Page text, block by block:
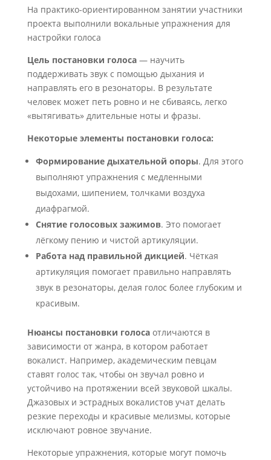
На практико-ориентированном занятии участники
проекта выполнили вокальные упражнения для
настройки голоса
Цель постановки голоса— научить
поддерживать звук с помощью дыхания и
направлять его в резонаторы. В результате
человек может петь ровно и не сбиваясь, легко
«вытягивать» длительные ноты и фразы.
Некоторые элементы постановки голоса:
Формирование дыхательной опоры. Для этого
выполняют упражнения с медленными
выдохами, шипением, толчками воздуха
диафрагмой.
Снятие голосовых зажимов. Это помогает
лёгкому пению и чистой артикуляции.
Работа над правильной дикцией. Чёткая
артикуляция помогает правильно направлять
звук в резонаторы, делая голос более глубоким и
красивым.
Нюансы постановки голосаотличаются в
зависимости от жанра, в котором работает
вокалист. Например, академическим певцам
ставят голос так, чтобы он звучал ровно и
устойчиво на протяжении всей звуковой шкалы.
Джазовых и эстрадных вокалистов учат делать
резкие переходы и красивые мелизмы, которые
исключают ровное звучание.
Некоторые упражнения, которые могут помочь